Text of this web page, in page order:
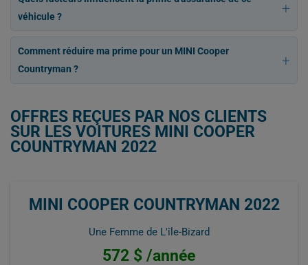
véhicule ?
Comment réduire ma prime pour un MINI Cooper
Countryman ?
OFFRES REÇUES PAR NOS CLIENTS
SUR LES VOITURES MINI COOPER
COUNTRYMAN 2022
MINI COOPER COUNTRYMAN 2022
Une Femme de L'île-Bizard
572 $ /année